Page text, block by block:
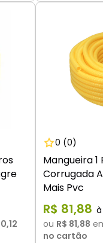
0 (0)
Mangueira
Corrugada
Mais Pvc
R$ 81,88
ou R$ 81,88
no cartão